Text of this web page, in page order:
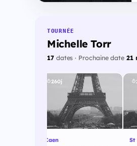
TOURNÉE
Michelle Torr
17dates · Prochaine date21
260j
Caen St